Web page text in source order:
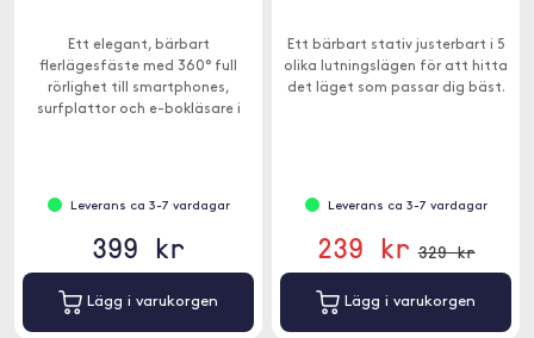
Ett elegant, bärbart
flerlägesfäste med 360° full
rörlighet till smartphones,
surfplattor och e-bokläsare i
Leverans ca 3-7 vardagar
399 kr
Lägg i varukorgen
Ett bärbart stativ justerbart i 5
olika lutningslägen för att hitta
det läget som passar dig bäst.
Leverans ca 3-7 vardagar
239 kr 329 kr
Lägg i varukorgen